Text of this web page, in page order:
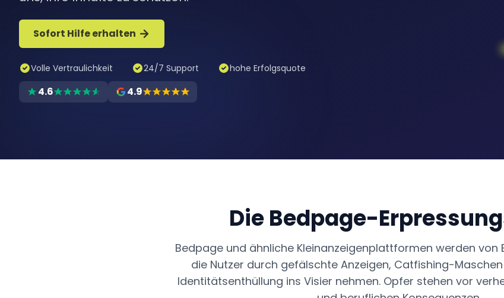
Sofort Hilfe erhalten
Volle Vertraulichkeit 24/7 Support hohe Erfolgsquote
4.6 4.9
Die Bedpage-
Bedpage und ähnliche Kleinanzeigenplattformen werden von
die Nutzer durch gefälschte Anzeigen, Catfishing-
Identitätsenthüllung ins Visier nehmen. Opfer stehen vor